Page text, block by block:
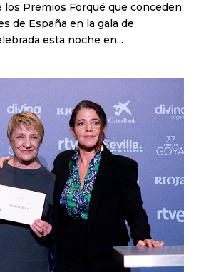
los Premios Forqué que conceden
de España en la gala de
esta noche en...